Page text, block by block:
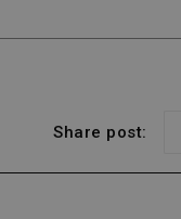
Share post: